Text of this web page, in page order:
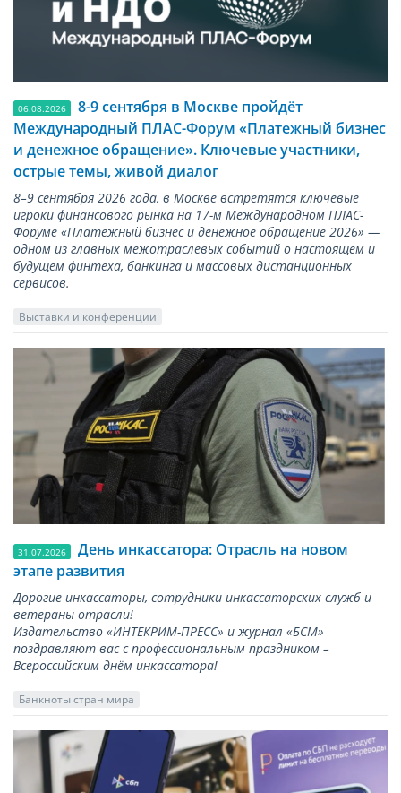
06.08.2026
8-9 сентября в Москве пройдёт
Международный ПЛАС-Форум «Платежный бизнес
и денежное обращение». Ключевые участники,
острые темы, живой диалог
8–9 сентября 2026 года, в Москве встретятся ключевые
игроки финансового рынка на 17-м Международном ПЛАС-
Форуме «Платежный бизнес и денежное обращение 2026» —
одном из главных межотраслевых событий о настоящем и
будущем финтеха, банкинга и массовых дистанционных
сервисов.
Выставки и конференции
31.07.2026
День инкассатора: Отрасль на новом
этапе развития
Дорогие инкассаторы, сотрудники инкассаторских служб и
ветераны отрасли!
Издательство «ИНТЕКРИМ-ПРЕСС» и журнал «БСМ»
поздравляют вас с профессиональным праздником –
Всероссийским днём инкассатора!
Банкноты стран мира